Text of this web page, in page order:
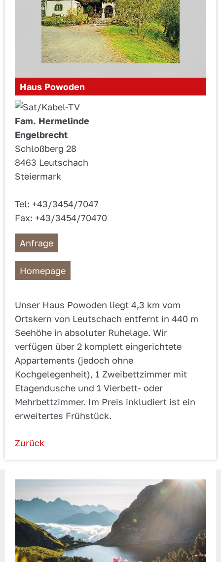
Haus Powoden
Fam. Hermelinde
Engelbrecht
Schloßberg 28
8463 Leutschach
Steiermark
Tel: +43/3454/7047
Fax: +43/3454/70470
Anfrage
Homepage
Unser Haus Powoden liegt 4,3 km vom
Ortskern von Leutschach entfernt in 440 m
Seehöhe in absoluter Ruhelage. Wir
verfügen über 2 komplett eingerichtete
Appartements (jedoch ohne
Kochgelegenheit), 1 Zweibettzimmer mit
Etagendusche und 1 Vierbett- oder
Mehrbettzimmer. Im Preis inkludiert ist ein
erweitertes Frühstück.
Zurück